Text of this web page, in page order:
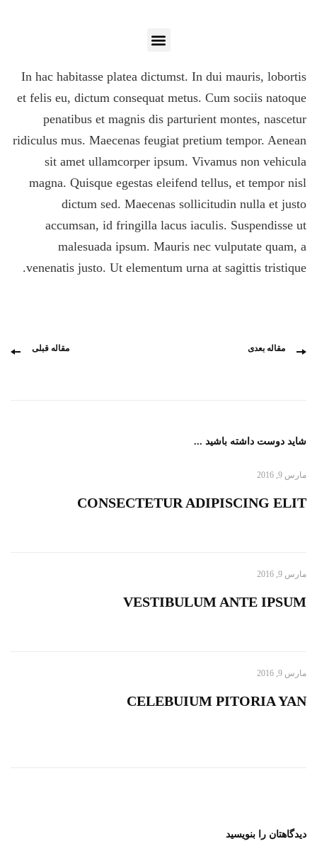
In hac habitasse platea dictumst. In dui mauris, lobortis
et felis eu, dictum consequat metus. Cum sociis natoque
penatibus et magnis dis parturient montes, nascetur
ridiculus mus. Maecenas feugiat pretium tempor. Aenean
sit amet ullamcorper ipsum. Vivamus non vehicula
magna. Quisque egestas eleifend tellus, et tempor nisl
dictum sed. Maecenas sollicitudin nulla et justo
accumsan, id fringilla lacus iaculis. Suspendisse ut
malesuada ipsum. Mauris nec vulputate quam, a
venenatis justo. Ut elementum urna at sagittis tristique.
مقاله قبلی مقاله بعدی
شاید دوست داشته باشید ...
مارس 9, 2016
СONSECTETUR ADIPISCING ELIT
مارس 9, 2016
VESTIBULUM ANTE IPSUM
مارس 9, 2016
CELEBUIUM PITORIA YAN
دیدگاهتان را بنویسید